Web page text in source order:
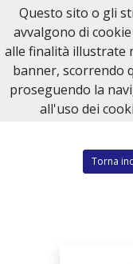
Necrologi Baldovino
Home Italia AT
Torna
Questo sito o gli
avvalgono di
alle finalità illustrate
banner, scorrendo
proseguendo la
all'uso dei